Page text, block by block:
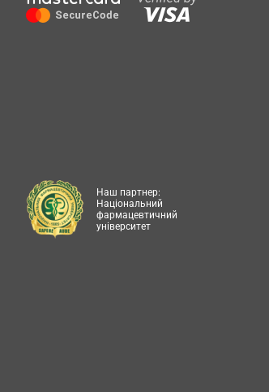
Наш партнер:
Національний
фармацевтичний
університет